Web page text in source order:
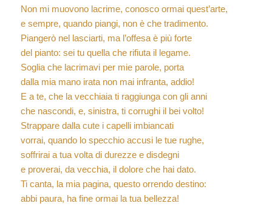
Non mi muovono lacrime, conosco ormai quest’arte,
e sempre, quando piangi, non è che tradimento.
Piangerò nel lasciarti, ma l’offesa è più forte
del pianto: sei tu quella che rifiuta il legame.
Soglia che lacrimavi per mie parole, porta
dalla mia mano irata non mai infranta, addio!
E a te, che la vecchiaia ti raggiunga con gli anni
che nascondi, e, sinistra, ti corrughi il bei volto!
Strappare dalla cute i capelli imbiancati
vorrai, quando lo specchio accusi le tue rughe,
soffrirai a tua volta di durezze e disdegni
e proverai, da vecchia, il dolore che hai dato.
Ti canta, la mia pagina, questo orrendo destino:
abbi paura, ha fine ormai la tua bellezza!